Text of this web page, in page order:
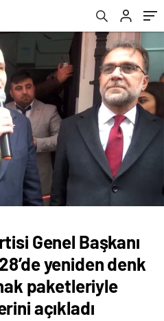
Genel Başkanı
yeniden denk
paketleriyle
açıkladı